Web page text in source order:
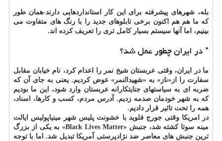
بله، شهرهای پیشرفته برای این کار استانداردهایی دارند-همان طور
که ما هم هم اکنون برخی تابلوهای جدید را با رنگ های متفاوت می
بینیم، اما آنها سیستم بسیار کامل تری را تعریف کرده اند.
* در ایران چطور عمل شد؟
ما در ایران، وقتی عربستان شیخ نمر را اعدام کرد، نام خیابان مقابل
سفارت را از«ناز» به «شهیدالنمر» عوض کردیم. یعنی به جای آن که
ضربه ای به سیاستهای جنایتکارانه عربستان وارد شود، این ما بودیم
که به شهر خودمان صدمه زدیم. آدرس مردم، کسب و کارها، اسناد،
همه را تحت تاثیر قرار دادیم.
در امریکا وقتی جورج فلوید با خشونت پلیس شهر مینیاپولیس ایالت
مینه سوتا کشته شد، جنبش «Black Lives Matter» به یکی از بزرگ
ترین جنبش های معاصر ضد نژادپرستی آمریکا تبدیل شد. اما با توجه